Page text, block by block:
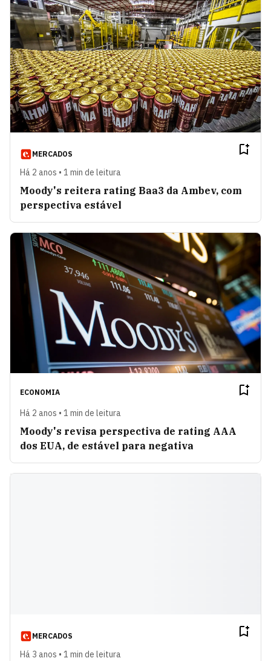
MERCADOS
Há 2 anos • 1 min de leitura
Moody's reitera rating Baa3 da Ambev, com
perspectiva estável
ECONOMIA
Há 2 anos • 1 min de leitura
Moody's revisa perspectiva de rating AAA
dos EUA, de estável para negativa
MERCADOS
Há 3 anos • 1 min de leitura